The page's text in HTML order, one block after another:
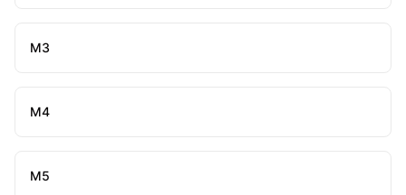
М3
М4
М5